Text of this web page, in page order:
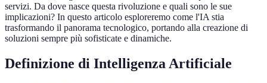
servizi. Da dove nasce questa rivoluzione e quali sono le sue
implicazioni? In questo articolo esploreremo come l'IA stia
trasformando il panorama tecnologico, portando alla creazione di
soluzioni sempre più sofisticate e dinamiche.
Definizione di Intelligenza Artificiale